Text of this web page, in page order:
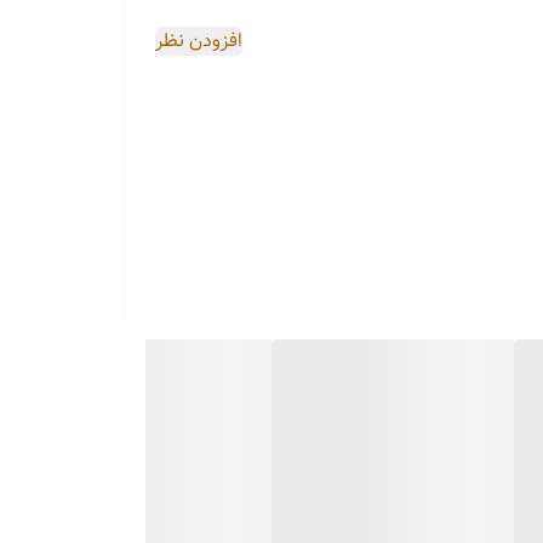
افزودن نظر